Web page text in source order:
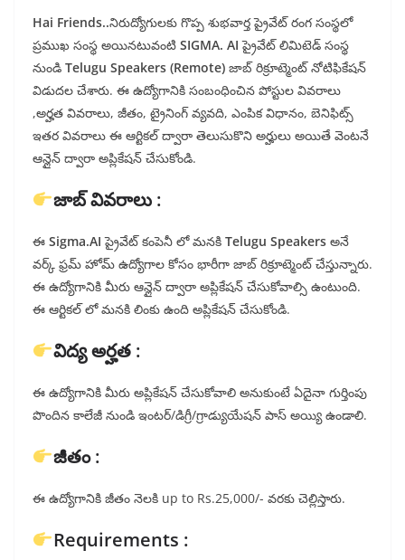
Hai Friends..నిరుద్యోగులకు గొప్ప శుభవార్త ప్రైవేట్ రంగ సంస్థలో
ప్రముఖ సంస్థ అయినటువంటి SIGMA. AI ప్రైవేట్ లిమిటెడ్ సంస్థ
నుండి Telugu Speakers (Remote) జాబ్ రిక్రూట్మెంట్ నోటిఫికేషన్
విడుదల చేశారు. ఈ ఉద్యోగానికి సంబంధించిన పోస్టుల వివరాలు
,అర్హత వివరాలు, జీతం, ట్రైనింగ్ వ్యవది, ఎంపిక విధానం, బెనిఫిట్స్
ఇతర వివరాలు ఈ ఆర్టికల్ ద్వారా తెలుసుకొని అర్హులు అయితే వెంటనే
ఆన్లైన్ ద్వారా అప్లికేషన్ చేసుకోండి.
జాబ్ వివరాలు :
ఈ Sigma.AI ప్రైవేట్ కంపెనీ లో మనకి Telugu Speakers అనే
వర్క్ ఫ్రమ్ హోమ్ ఉద్యోగాల కోసం భారీగా జాబ్ రిక్రూట్మెంట్ చేస్తున్నారు.
ఈ ఉద్యోగానికి మీరు ఆన్లైన్ ద్వారా అప్లికేషన్ చేసుకోవాల్సి ఉంటుంది.
ఈ ఆర్టికల్ లో మనకి లింకు ఉంది అప్లికేషన్ చేసుకోండి.
విద్య అర్హత :
ఈ ఉద్యోగానికి మీరు అప్లికేషన్ చేసుకోవాలి అనుకుంటే ఏదైనా గుర్తింపు
పొందిన కాలేజీ నుండి ఇంటర్/డిగ్రీ/గ్రాడ్యుయేషన్ పాస్ అయ్యి ఉండాలి.
జీతం :
ఈ ఉద్యోగానికి జీతం నెలకి up to Rs.25,000/- వరకు చెల్లిస్తారు.
Requirements :